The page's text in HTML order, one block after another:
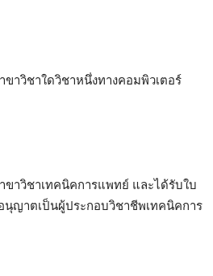
าวิชาใดวิชาหนึ่งทางคอมพิวเตอร์
าวิชาเทคนิคการแพทย์ และได้รับใบ
ญาตเป็นผู้ประกอบวิชาชีพเทคนิคการ